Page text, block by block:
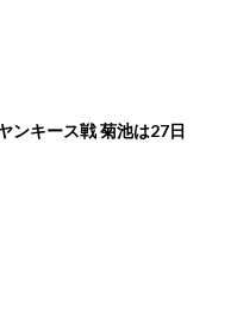
ンキース戦 菊池は27日